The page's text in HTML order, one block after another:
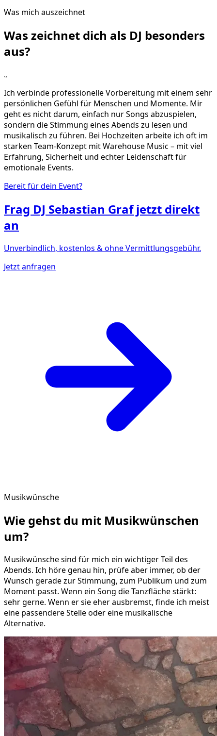
Was mich auszeichnet
Was zeichnet dich als DJ besonders
aus?
„
Ich verbinde professionelle Vorbereitung mit einem sehr
persönlichen Gefühl für Menschen und Momente. Mir
geht es nicht darum, einfach nur Songs abzuspielen,
sondern die Stimmung eines Abends zu lesen und
musikalisch zu führen. Bei Hochzeiten arbeite ich oft im
starken Team-Konzept mit Warehouse Music – mit viel
Erfahrung, Sicherheit und echter Leidenschaft für
emotionale Events.
Bereit für dein Event?
Frag DJ Sebastian Grafjetzt direkt
an
Unverbindlich, kostenlos & ohne Vermittlungsgebühr.
Jetzt anfragen
Musikwünsche
Wie gehst du mit Musikwünschen
um?
Musikwünsche sind für mich ein wichtiger Teil des
Abends. Ich höre genau hin, prüfe aber immer, ob der
Wunsch gerade zur Stimmung, zum Publikum und zum
Moment passt. Wenn ein Song die Tanzfläche stärkt:
sehr gerne. Wenn er sie eher ausbremst, finde ich meist
eine passendere Stelle oder eine musikalische
Alternative.